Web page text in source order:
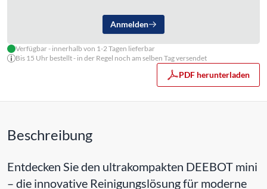
Anmelden
Verfügbar - innerhalb von 1-2 Tagen lieferbar
Bis 15 Uhr bestellt - in der Regel noch am selben Tag versendet
PDF herunterladen
Beschreibung
Entdecken Sie den ultrakompakten DEEBOT mini
– die innovative Reinigungslösung für moderne